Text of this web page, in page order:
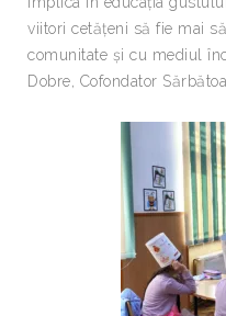
viitori cetățeni să fie mai
comunitate și cu mediul
Dobre, Cofondator